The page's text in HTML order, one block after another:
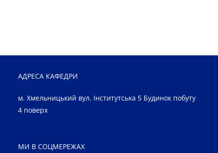
АДРЕСА КАФЕДРИ
м. Хмельницький вул. Інститутська 5 Будинок побуту
4 поверх
МИ В СОЦМЕРЕЖАХ